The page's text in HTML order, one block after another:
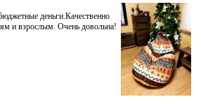
деньги.Качественно
и взрослым. Очень довольна!